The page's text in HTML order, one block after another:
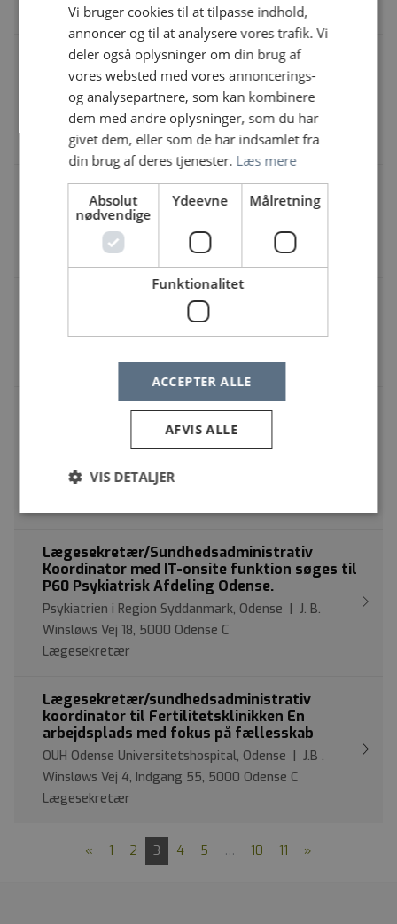
Lægesekretær
Dine administrative superkræfter er
efterlyst i Retspsykiatrien i Slagelse
Midt- og Vestsjællands Hospital,
Psykiatrien | Fælledvej 6, 4200 Slagelse
Lægesekretær
Lægesekretær til Radiologisk Afdeling
OUH, Svendborg Sygehus | Baagøes Allé 15, Indgang
70, 2. sal, 5700 Svendborg
Lægesekretær
Forløbskoordinator og vagtplanlægger
søges til Center for Neurorehabilitering
Filadelfia | Kolonivej 25, 4293 Dianalund
Lægesekretær
Sundhedsadministrativ
koordinator/lægesekretær til
Holbæk Sygehus | Smedelundsgade 60, 4300 Holbæk
Lægesekretær/Sundhedsadministrativ
Koordinator med IT-onsite funktion søges til
P60 Psykiatrisk Afdeling Odense.
Psykiatrien i Region Syddanmark, Odense | J. B.
Winsløws Vej 18, 5000 Odense C
Lægesekretær
Lægesekretær/sundhedsadministrativ
koordinator til Fertilitetsklinikken En
arbejdsplads med fokus på fællesskab
OUH Odense Universitetshospital, Odense | J.B .
Winsløws Vej 4, Indgang 55, 5000 Odense C
Lægesekretær
« 1 2 3 4 5 … 10 11 »
Vi bruger cookies til at tilpasse indhold,
annoncer og til at analysere vores trafik. Vi
deler også oplysninger om din brug af
vores websted med vores annoncerings-
og analysepartnere, som kan kombinere
dem med andre oplysninger, som du har
givet dem, eller som de har indsamlet fra
din brug af deres tjenester. Læs mere
Absolut
nødvendige
Ydeevne Målretning
Funktionalitet
ACCEPTER ALLE
AFVIS ALLE
VIS DETALJER